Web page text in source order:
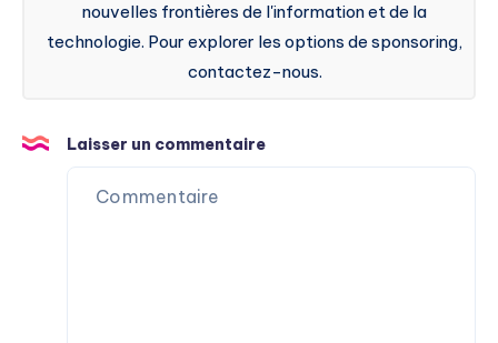
nouvelles frontières de l'information et de la
technologie. Pour explorer les options de sponsoring,
contactez-nous.
Laisser un commentaire